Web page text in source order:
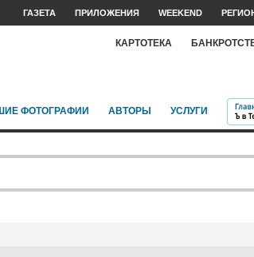
ГАЗЕТА ПРИЛОЖЕНИЯ WEEKEND
КАРТОТЕКА
ФОТОГРАФИИ АВТОРЫ УСЛУГИ